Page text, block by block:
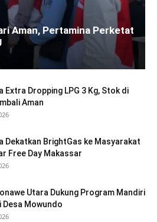
Aman, Pertamina Perketat
Extra Dropping LPG 3 Kg, Stok di
Aman
Dekatkan BrightGas ke Masyarakat
Free Day Makassar
Utara Dukung Program Mandiri
Desa Mowundo